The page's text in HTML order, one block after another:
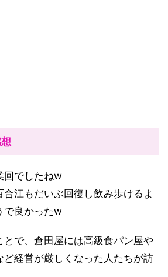
回でしたねw
江もだいぶ回復し飲み歩けるよ
で良かったw
とで、倉田屋には高級食パン屋や
ど経営が厳しくなった人たちが訪